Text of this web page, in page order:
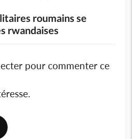
roumains se
rwandaises
pour commenter ce